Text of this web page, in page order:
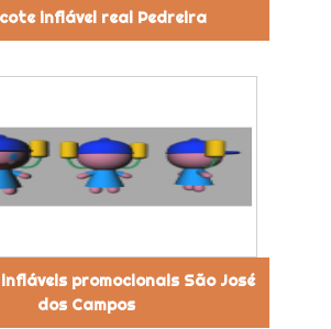
inflável real Pedreira
promocionais São José
dos Campos